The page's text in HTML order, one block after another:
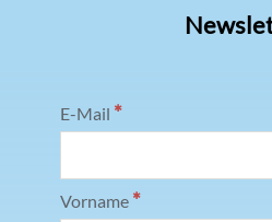
E-Mail *
Vorname *